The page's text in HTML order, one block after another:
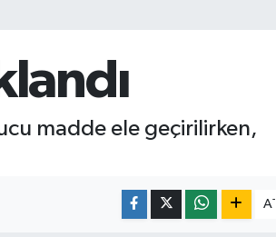
madde ele geçirilirken,
A-